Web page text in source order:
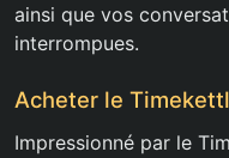
ainsi que vos
interrompues.
Acheter le
Impressionné par le